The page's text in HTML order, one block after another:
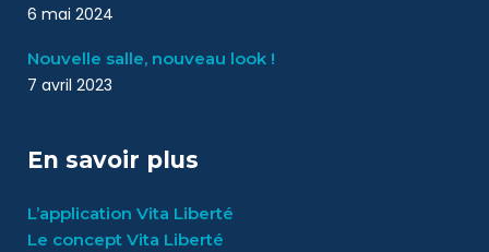
6 mai 2024
Nouvelle salle, nouveau look !
7 avril 2023
En savoir plus
L’application Vita Liberté
Le concept Vita Liberté